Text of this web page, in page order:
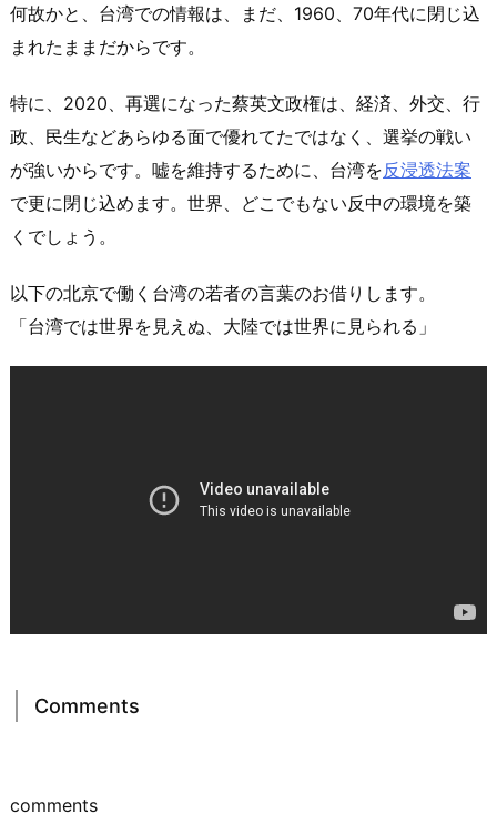
何故かと、台湾での情報は、まだ、1960、70年代に閉じ込
まれたままだからです。
特に、2020、再選になった蔡英文政権は、経済、外交、行
政、民生などあらゆる面で優れてたではなく、選挙の戦い
が強いからです。嘘を維持するために、台湾を反浸透法案
で更に閉じ込めます。世界、どこでもない反中の環境を築
くでしょう。
以下の北京で働く台湾の若者の言葉のお借りします。
「台湾では世界を見えぬ、大陸では世界に見られる」
Comments
comments